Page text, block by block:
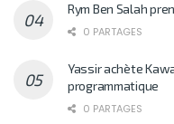
Rym Ben Salah
0 PARTAGES
Yassir achète
programmatique
0 PARTAGES